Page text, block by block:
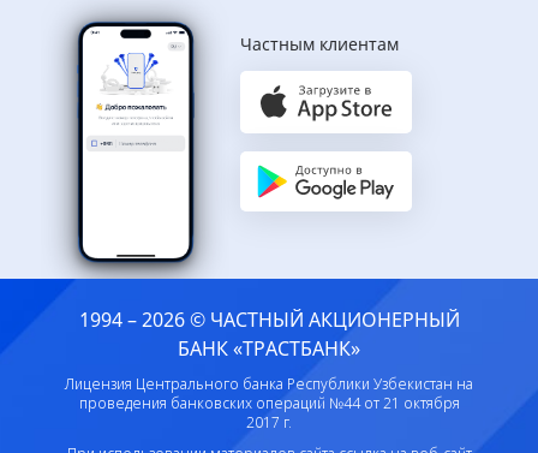
Частным клиентам
1994 – 2026 © ЧАСТНЫЙ АКЦИОНЕРНЫЙ
БАНК «ТРАСТБАНК»
Лицензия Центрального банка Республики Узбекистан на
проведения банковских операций №44 от 21 октября
2017 г.